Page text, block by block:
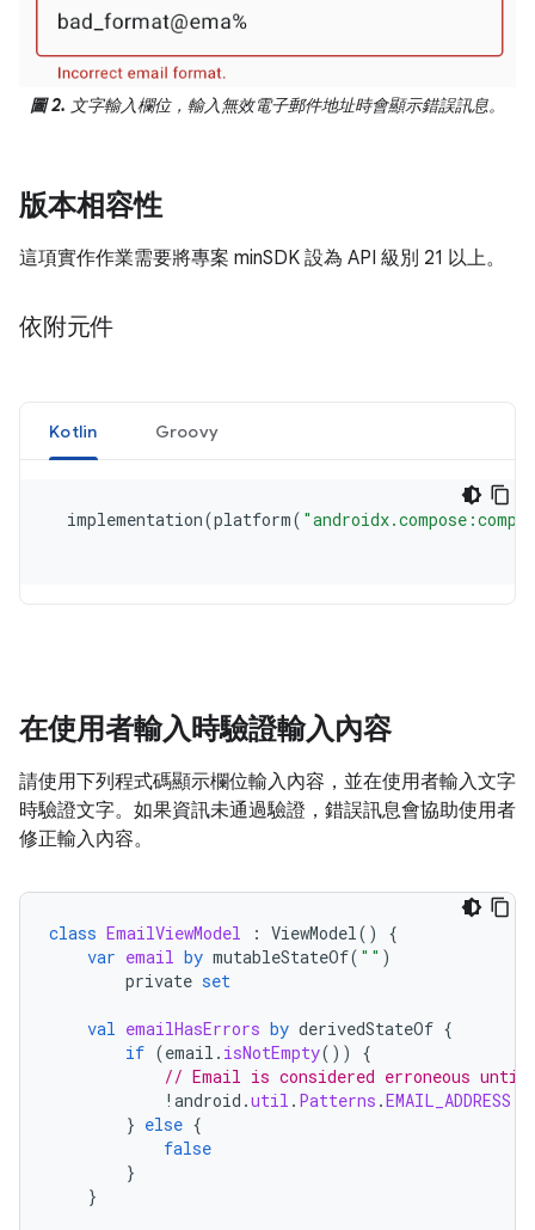
圖 2. 文字輸入欄位，輸入無效電子郵件地址時會顯示錯誤訊息。
版本相容性
這項實作作業需要將專案 minSDK 設為 API 級別 21 以上。
依附元件
在使用者輸入時驗證輸入內容
請使用下列程式碼顯示欄位輸入內容，並在使用者輸入文字
時驗證文字。如果資訊未通過驗證，錯誤訊息會協助使用者
修正輸入內容。
class EmailViewModel : ViewModel()
{
var email by mutableStateOf( "" )
private set
val emailHasErrors by derivedStateOf {
if (email . isNotEmpty())
{
// Email is considered erroneous until it
! android .util . Patterns .EMAIL_ADDRESS
} else {
false
}
}